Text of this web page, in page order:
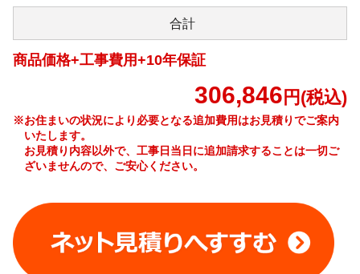
合計
商品価格+工事費用+10年保証
306,846 円(税込)
※お住まいの状況により必要となる追加費用はお見積りでご案内
いたします。
お見積り内容以外で、工事日当日に追加請求することは一切ご
ざいませんので、ご安心ください。